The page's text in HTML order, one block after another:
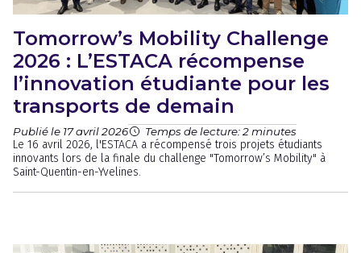
Tomorrow’s Mobility Challenge
2026 : L’ESTACA récompense
l’innovation étudiante pour les
transports de demain
Publié le 17 avril 2026 Temps de lecture: 2 minutes
Le 16 avril 2026, l'ESTACA a récompensé trois projets étudiants
innovants lors de la finale du challenge "Tomorrow’s Mobility" à
Saint-Quentin-en-Yvelines.